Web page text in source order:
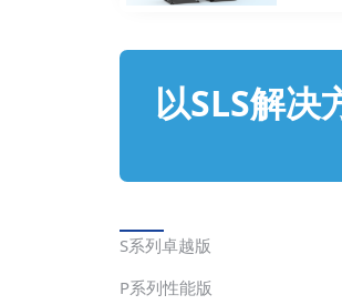
以SLS解决
S系列卓越版
P系列性能版